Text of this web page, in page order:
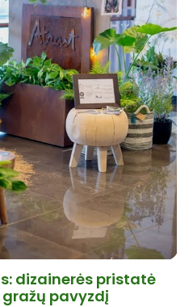
dizainerės pristatė
pavyzdį